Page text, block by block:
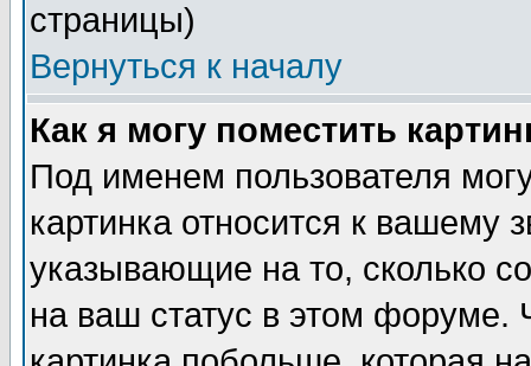
страницы)
Вернуться к началу
Как я могу поместить
Под именем пользователя
картинка относится к вашему
указывающие на то, сколько
на ваш статус в этом форуме.